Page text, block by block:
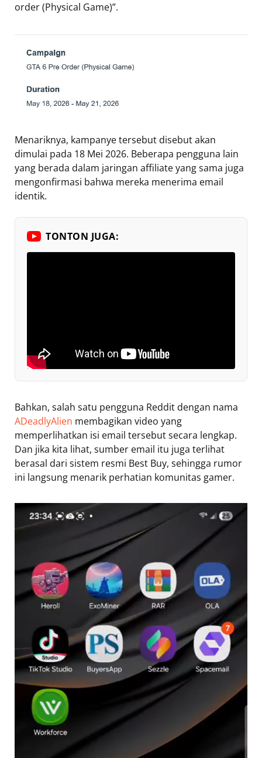
order (Physical Game)”.
Menariknya, kampanye tersebut disebut akan
dimulai pada 18 Mei 2026. Beberapa pengguna lain
yang berada dalam jaringan affiliate yang sama juga
mengonfirmasi bahwa mereka menerima email
identik.
TONTON JUGA:
Bahkan, salah satu pengguna Reddit dengan nama
ADeadlyAlien membagikan video yang
memperlihatkan isi email tersebut secara lengkap.
Dan jika kita lihat, sumber email itu juga terlihat
berasal dari sistem resmi Best Buy, sehingga rumor
ini langsung menarik perhatian komunitas gamer.